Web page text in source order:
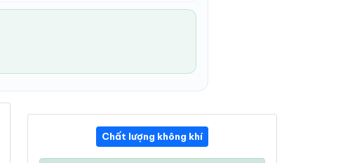
01:00 AM
02:00 AM
Chất lượng không khí